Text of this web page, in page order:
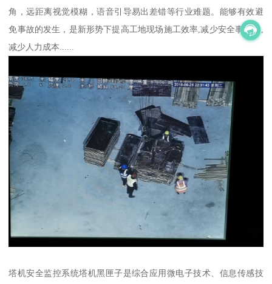
角，远距离视觉模糊，语音引导易出差错等行业难题。能够有效避
免事故的发生，是新形势下提高工地现场施工效率,减少安全事故率,
减少人力成本......
塔机安全监控系统塔机黑匣子是综合应用微电子技术、信息传感技